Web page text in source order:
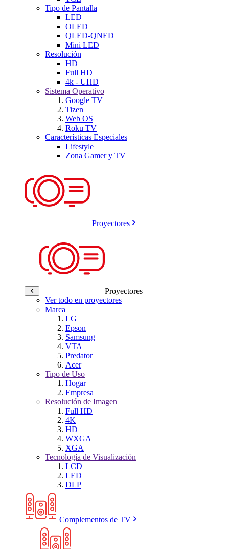
Tipo de Pantalla
LED
OLED
QLED-QNED
Mini LED
Resolución
HD
Full HD
4k - UHD
Sistema Operativo
Google TV
Tizen
Web OS
Roku TV
Características Especiales
Lifestyle
Zona Gamer y TV
Proyectores
Proyectores
Ver todo en proyectores
Marca
LG
Epson
Samsung
VTA
Predator
Acer
Tipo de Uso
Hogar
Empresa
Resolución de Imagen
Full HD
4K
HD
WXGA
XGA
Tecnología de Visualización
LCD
LED
DLP
Complementos de TV